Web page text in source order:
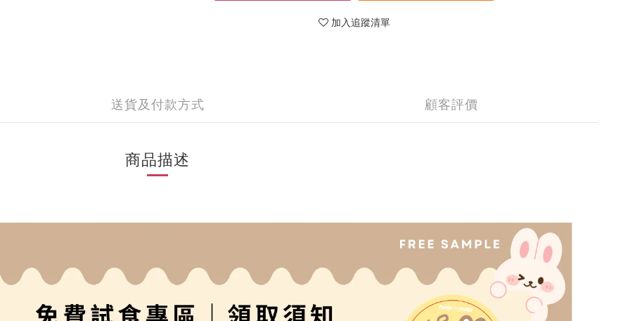
加入追蹤清單
送貨及付款方式 顧客評價
商品描述